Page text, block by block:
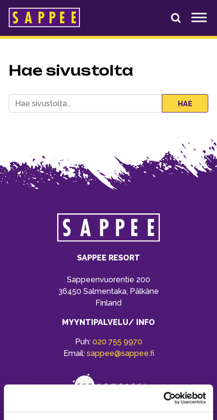
Päävalikko
Hae sivustolta
Haku
SAPPEE RESORT
Sappeenvuorentie 200
36450 Salmentaka, Pälkäne
Finland
MYYNTIPALVELU/ INFO
Puh: 020 755 9970
Email: sappee@sappee.fi